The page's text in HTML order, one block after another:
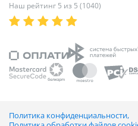
Наш рейтинг 5 из 5 (1040)
Политика конфиденциальности,